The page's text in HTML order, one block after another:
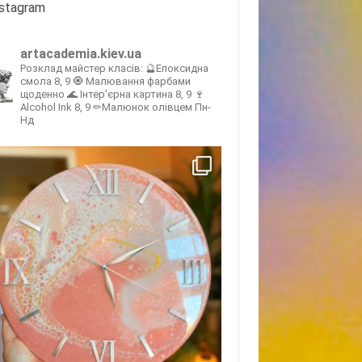
artacademia.kiev.ua
Розклад майстер класів: 🔮Епоксидна
смола 8, 9 🧿 Малювання фарбами
щоденно 🌊 Інтер'єрна картина 8, 9 🍷
Alcohol Ink 8, 9 ✏Малюнок олівцем Пн-
Нд